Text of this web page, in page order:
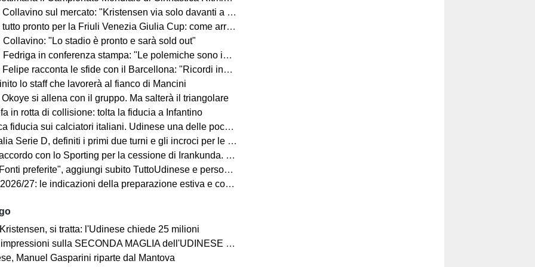
sul mercato: "Kristensen via solo davanti a un'offerta irrinunciabile. Portiere? Stiamo lavorando"
per la Friuli Venezia Giulia Cup: come arrivano Barcellona e Nottingham?
Collavino: "Lo stadio è pronto e sarà sold out"
in conferenza stampa: "Le polemiche sono inutili"
racconta le sfide con il Barcellona: "Ricordi indelebili"
lo staff che lavorerà al fianco di Mancini
si allena con il gruppo. Ma salterà il triangolare
in rotta di collisione: tolta la fiducia a Infantino
fiducia sui calciatori italiani. Udinese una delle poche eccezioni
Serie D, definiti i primi due turni e gli incroci per le friulane
con lo Sporting per la cessione di Irankunda. Le cifre
preferite", aggiungi subito TuttoUdinese e personalizza le tue notizie
le indicazioni della preparazione estiva e cosa ci dicono sul campionato in arrivo
si tratta: l'Udinese chiede 25 milioni
sulla SECONDA MAGLIA dell'UDINESE 2026/2027
Manuel Gasparini riparte dal Mantova